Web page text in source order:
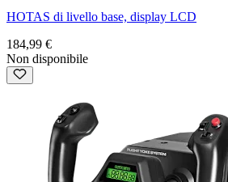
HOTAS di livello base, display LCD
184,99 €
Non disponibile